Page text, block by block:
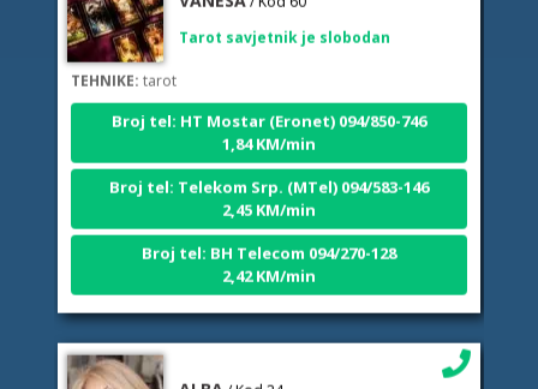
Tarot savjetnik je slobodan
TEHNIKE:tarot
1,84 KM/min
Broj tel: Telekom Srp. (MTel) 094/583-146
2,45 KM/min
Broj tel: BH Telecom 094/270-128
2,42 KM/min